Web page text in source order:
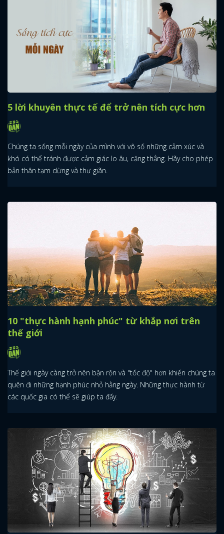
5 lời khuyên thực tế để trở nên tích cực hơn
Chúng ta sống mỗi ngày của mình với vô số những cảm xúc và
khó có thể tránh được cảm giác lo âu, căng thẳng. Hãy cho phép
bản thân tạm dừng và thư giãn.
10 "thực hành hạnh phúc" từ khắp nơi trên
thế giới
Thế giới ngày càng trở nên bận rộn và "tốc độ" hơn khiến chúng ta
quên đi những hạnh phúc nhỏ hằng ngày. Những thực hành từ
các quốc gia có thể sẽ giúp ta đấy.